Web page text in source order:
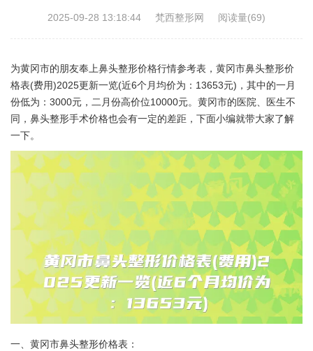
2025-09-28 13:18:44 梵西整形网 阅读量(69)
为黄冈市的朋友奉上鼻头整形价格行情参考表，黄冈市鼻头整形价
格表(费用)2025更新一览(近6个月均价为：13653元)，其中的一月
份低为：3000元，二月份高价位10000元。黄冈市的医院、医生不
同，鼻头整形手术价格也会有一定的差距，下面小编就带大家了解
一下。
一、黄冈市鼻头整形价格表：